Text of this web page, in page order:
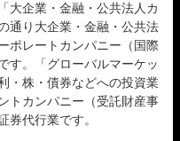
大企業・金融・公共法人カ
通り大企業・金融・公共法
ポレートカンパニー（国際
す。「グローバルマーケッ
・株・債券などへの投資業
トカンパニー（受託財産事
券代行業です。